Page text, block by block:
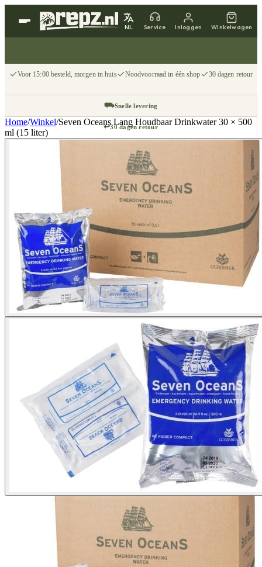
NL Service Inloggen Winkelwagen
Voor 15:00 besteld, morgen in huis Noodvoorraad in één shop 30 dagen retour
⛟Snelle levering
↩30 dagen retour
Home/Winkel/Seven Oceans Lang Houdbaar Drinkwater 30 × 500
ml (15 liter)